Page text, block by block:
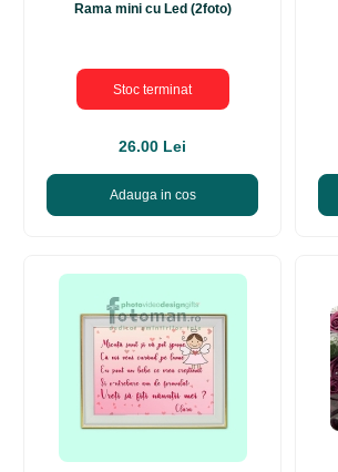
Rama mini cu Led (2foto)
Stoc terminat
26.00 Lei
Adauga in cos